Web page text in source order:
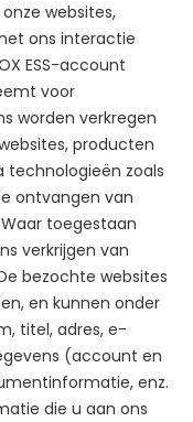
websites,
ons interactie
ESS-account
voor
worden verkregen
producten
technologieën zoals
ontvangen van
toegestaan
verkrijgen van
bezochte websites
en kunnen onder
titel, adres, e-
(account en
enz.
die u aan ons